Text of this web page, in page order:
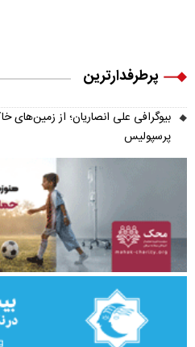
پرطرفدارترین
بیوگرافی علی انصاریان؛ از زمین‌های
پرسپولیس